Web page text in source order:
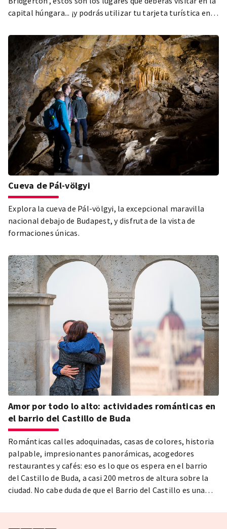
capital húngara... ¡y podrás utilizar tu tarjeta turística en
Cueva de Pál-völgyi
Explora la cueva de Pál-völgyi, la excepcional maravilla
nacional debajo de Budapest, y disfruta de la vista de
formaciones únicas.
Amor por todo lo alto: actividades románticas en
el barrio del Castillo de Buda
Románticas calles adoquinadas, casas de colores, historia
palpable, impresionantes panorámicas, acogedores
restaurantes y cafés: eso es lo que os espera en el barrio
del Castillo de Buda, a casi 200 metros de altura sobre la
ciudad. No cabe duda de que el Barrio del Castillo es una
Valentín, hemos reunido las mejores cosas que hacer:
¡pasad un día entero en el barrio del Castillo y disfrutad del